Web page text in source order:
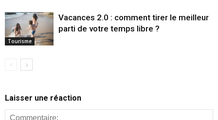
Tourisme
Vacances 2.0 : comment tirer le meilleur
parti de votre temps libre ?
Laisser une réaction